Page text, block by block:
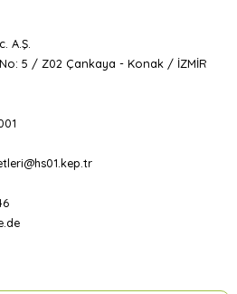
A.Ş.
5 / Z02 Çankaya - Konak / İZMİR